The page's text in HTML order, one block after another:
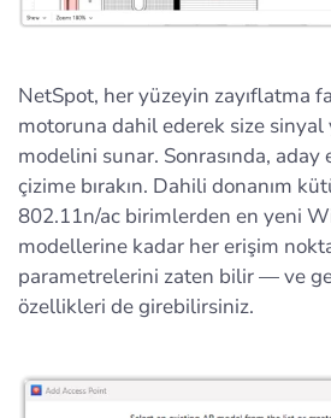
NetSpot, her yüzeyin zayıflatma
motoruna dahil ederek size sinyal
modelini sunar. Sonrasında, aday
çizime bırakın. Dahili donanım
802.11n/ac birimlerden en yeni
modellerine kadar her erişim
parametrelerini zaten bilir — ve
özellikleri de girebilirsiniz.